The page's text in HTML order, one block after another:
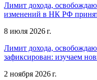
Лимит дохода,
изменений в НК РФ
8 июля 2026 г.
Лимит дохода,
зафиксирован: изучаем
2 ноября 2026 г.